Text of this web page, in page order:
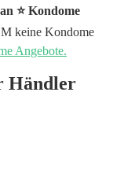
⭐️ Kondome
keine Kondome
Angebote.
Händler